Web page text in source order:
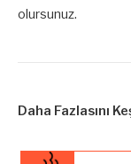
olursunuz.
Daha Fazlasını